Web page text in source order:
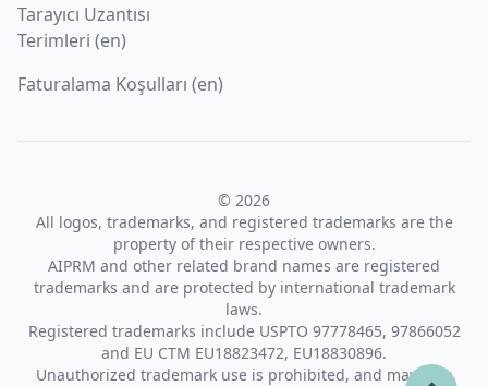
Tarayıcı Uzantısı
Terimleri (en)
Faturalama Koşulları (en)
© 2026
All logos, trademarks, and registered trademarks are the
property of their respective owners.
AIPRM and other related brand names are registered
trademarks and are protected by international trademark
laws.
Registered trademarks include USPTO 97778465, 97866052
and EU CTM EU18823472, EU18830896.
Unauthorized trademark use is prohibited, and may be a